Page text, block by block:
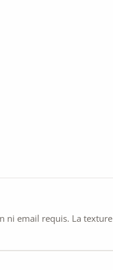
ni email requis. La texture